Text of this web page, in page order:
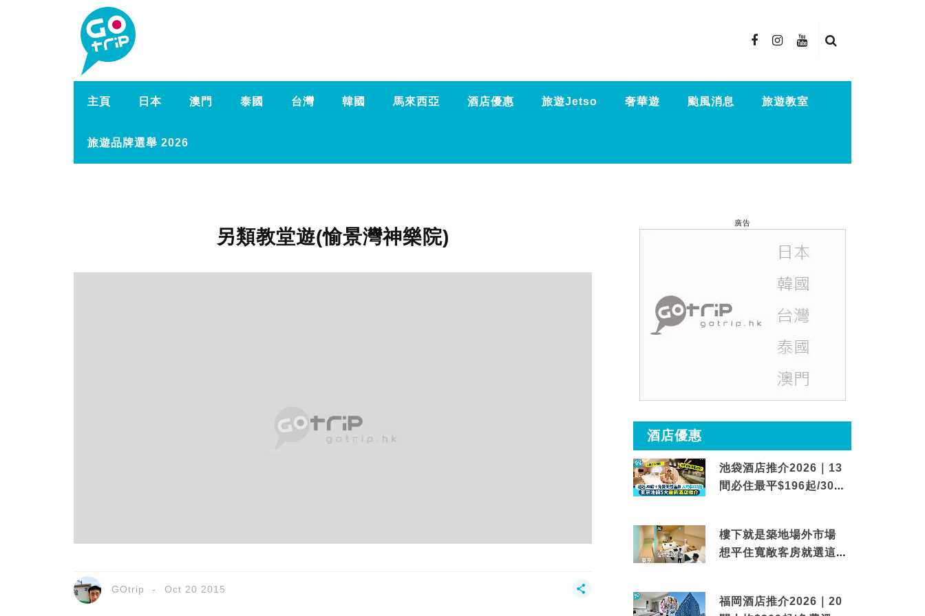
主頁 日本 澳門 泰國 台灣 韓國 馬來西亞 酒店優惠 旅遊Jetso 奢華遊 颱風消息 旅遊教室
旅遊品牌選舉 2026
另類教堂遊(愉景灣神樂院)
GOtrip Oct 20 2015
廣告
酒店優惠
池袋酒店推介2026｜13
間必住最平$196起/30秒
樓下就是築地場外市場
想平住寬敞客房就選這間
福岡酒店推介2026｜20